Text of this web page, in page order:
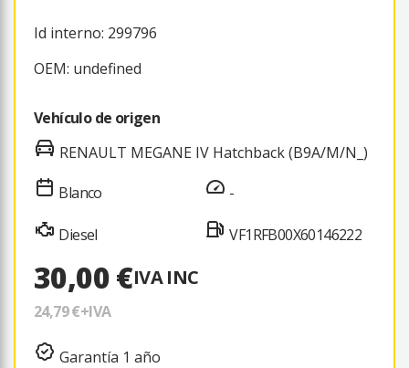
Id interno: 299796
OEM: undefined
Vehículo de origen
RENAULT MEGANE IV Hatchback (B9A/M/N_)
Blanco
Diesel
-
VF1RFB00X60146222
30,00 €IVA INC
24,79 €+IVA
Garantía 1 año